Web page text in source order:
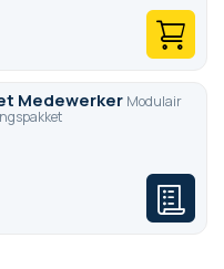
Medewerker Modulair